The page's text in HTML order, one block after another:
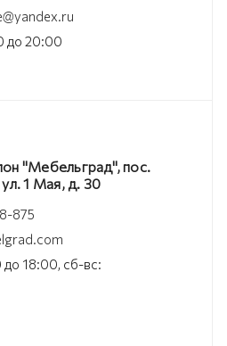
до 20:00
"Мебельград", пос.
1 Мая, д. 30
875
до 18:00, сб-вс: